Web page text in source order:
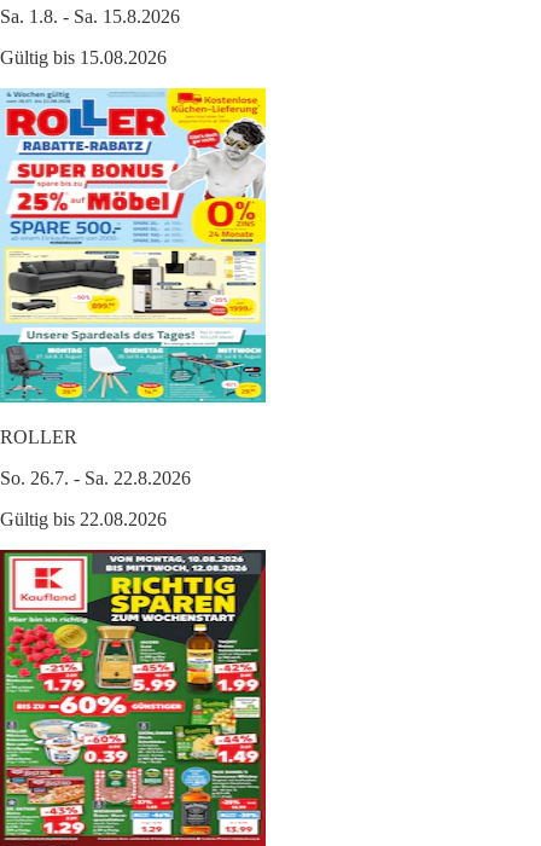
Sa. 1.8. - Sa. 15.8.2026
Gültig bis 15.08.2026
ROLLER
So. 26.7. - Sa. 22.8.2026
Gültig bis 22.08.2026